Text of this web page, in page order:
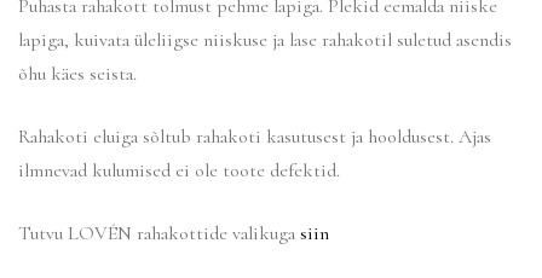
Puhasta rahakott tolmust pehme lapiga. Plekid eemalda niiske
lapiga, kuivata üleliigse niiskuse ja lase rahakotil suletud asendis
õhu käes seista.
Rahakoti eluiga sõltub rahakoti kasutusest ja hooldusest. Ajas
ilmnevad kulumised ei ole toote defektid.
Tutvu LOVÉN rahakottide valikuga siin